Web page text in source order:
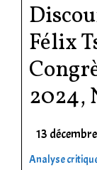
Félix
2024,
13
Analyse